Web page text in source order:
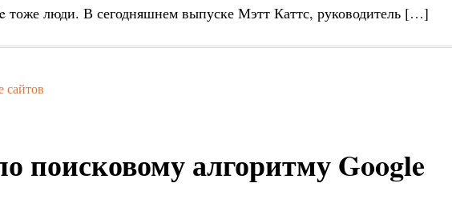
тоже люди. В сегодняшнем выпуске Мэтт Каттс, руководитель […]
поисковому алгоритму Google